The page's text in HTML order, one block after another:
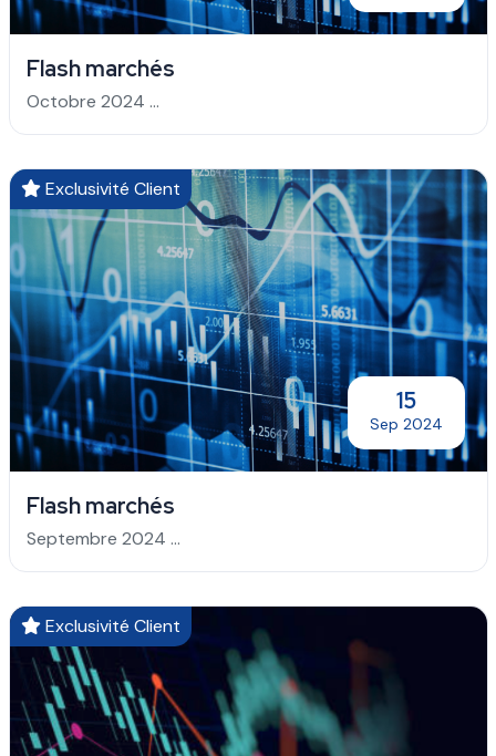
Flash marchés
Octobre 2024 ...
Exclusivité Client
15
Sep 2024
Flash marchés
Septembre 2024 ...
Exclusivité Client